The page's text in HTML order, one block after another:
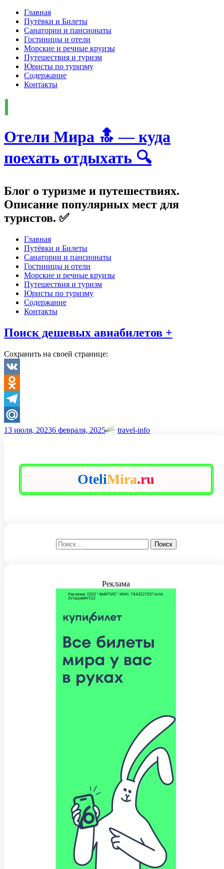
Главная
Путёвки и Билеты
Санатории и пансионаты
Гостиницы и отели
Морские и речные круизы
Путешествия и туризм
Юристы по туризму
Содержание
Контакты
Отели Мира 🔝 — куда
поехать отдыхать 🔍
Блог о туризме и путешествиях.
Описание популярных мест для
туристов. ✅
Главная
Путёвки и Билеты
Санатории и пансионаты
Гостиницы и отели
Морские и речные круизы
Путешествия и туризм
Юристы по туризму
Содержание
Контакты
Поиск дешевых авиабилетов +
Сохранить на своей странице:
VK
Odnoklassniki
Telegram
Mail.Ru
13 июля, 20236 февраля, 2025 travel-info
OteliMira.ru
Найти:
Реклама